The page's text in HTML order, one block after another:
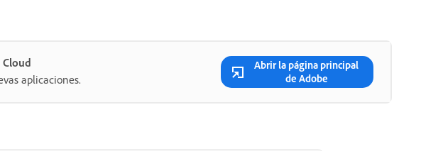
aplicaciones.
Abrir la página principal
de Adobe